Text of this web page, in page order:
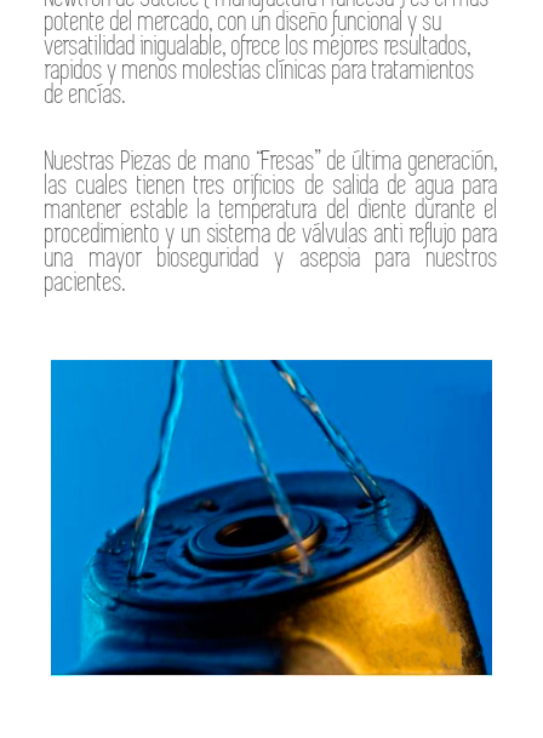
potente del mercado, con un diseño funcional y su
versatilidad inigualable, ofrece los mejores resultados,
rapidos y menos molestias clínicas para tratamientos
de encías.
Nuestras Piezas de mano “Fresas” de última generación,
las cuales tienen tres orificios de salida de agua para
mantener estable la temperatura del diente durante el
procedimiento y un sistema de válvulas anti reflujo para
una mayor bioseguridad y asepsia para nuestros
pacientes.